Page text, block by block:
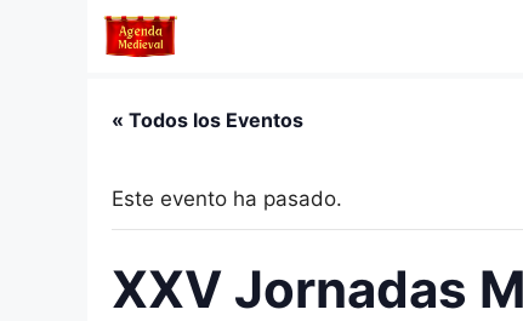
« Todos los Eventos
Este evento ha pasado.
XXV Jornadas